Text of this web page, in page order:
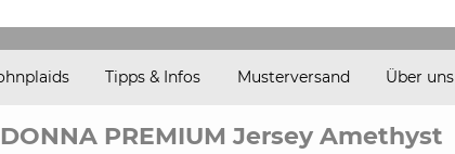
Tipps & Infos Musterversand Über uns
PREMIUM Jersey Amethyst